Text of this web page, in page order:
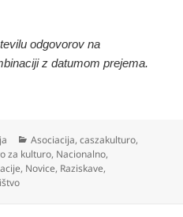
odgovorov na
z datumom prejema.
Kategorije
Asociacija,caszakulturo,
za kulturo, Nacionalno,
, Novice, Raziskave,